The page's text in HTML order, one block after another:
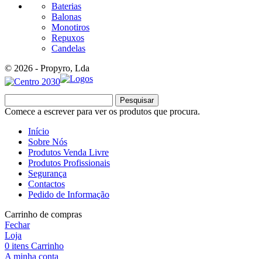
Baterias
Balonas
Monotiros
Repuxos
Candelas
© 2026 - Propyro, Lda
Pesquisar
Comece a escrever para ver os produtos que procura.
Início
Sobre Nós
Produtos Venda Livre
Produtos Profissionais
Segurança
Contactos
Pedido de Informação
Carrinho de compras
Fechar
Loja
0 itens Carrinho
A minha conta